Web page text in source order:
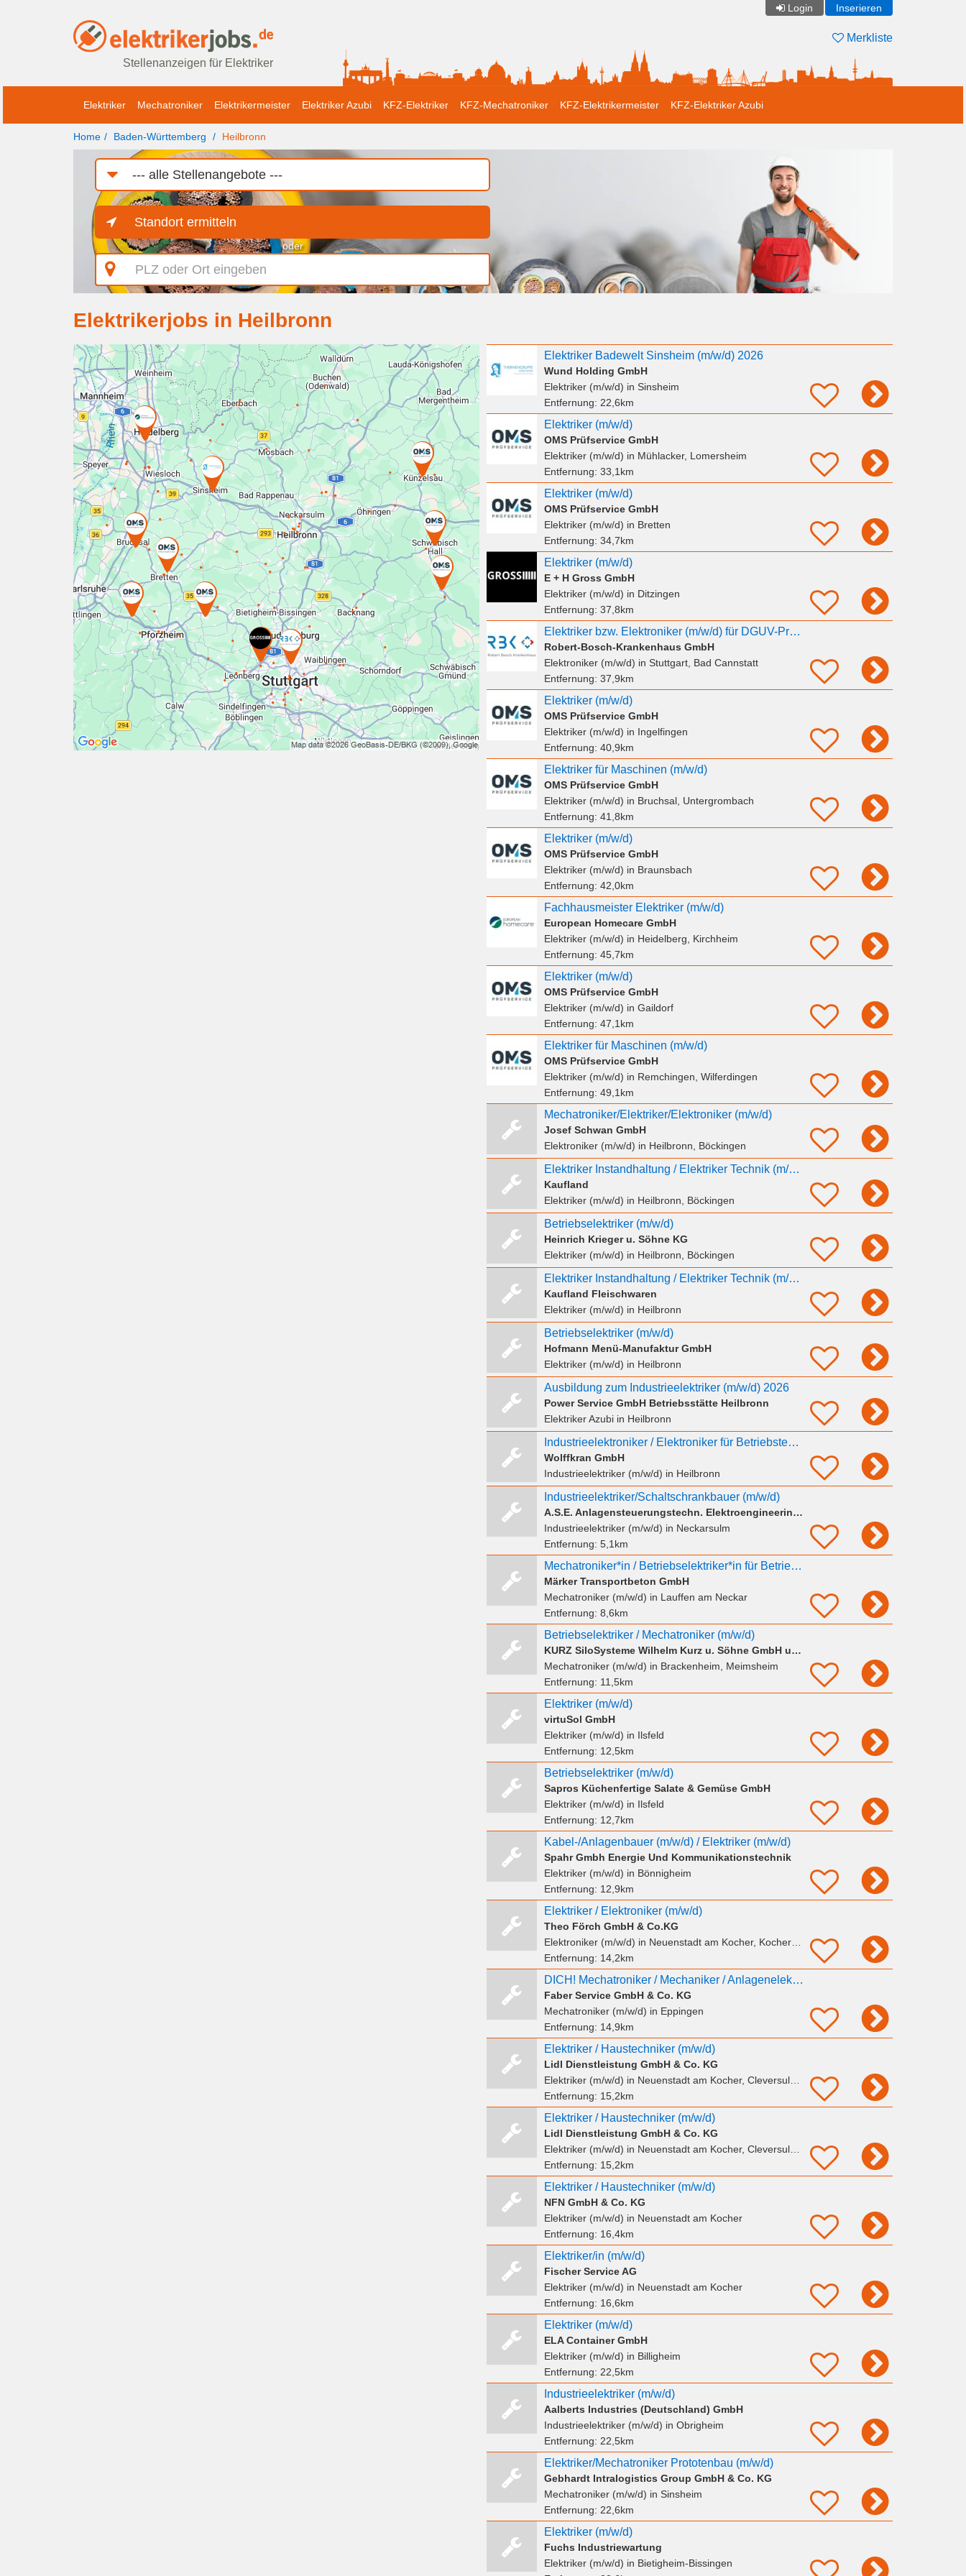
Login Inserieren
Stellenanzeigen für Elektriker
Merkliste
Elektriker Mechatroniker Elektrikermeister Elektriker Azubi KFZ-Elektriker KFZ-Mechatroniker KFZ-Elektrikermeister KFZ-Elektriker Azubi
Home Baden-Württemberg Heilbronn
Job-
Kategorie
Standort ermitteln
oder
PLZ
oder
Ort
Elektrikerjobs in Heilbronn
Elektriker Badewelt Sinsheim (m/w/d) 2026
Wund Holding GmbH
Elektriker (m/w/d) in Sinsheim
Entfernung: 22,6km
Elektriker (m/w/d)
OMS Prüfservice GmbH
Elektriker (m/w/d) in Mühlacker, Lomersheim
Entfernung: 33,1km
Elektriker (m/w/d)
OMS Prüfservice GmbH
Elektriker (m/w/d) in Bretten
Entfernung: 34,7km
Elektriker (m/w/d)
E + H Gross GmbH
Elektriker (m/w/d) in Ditzingen
Entfernung: 37,8km
Elektriker bzw. Elektroniker (m/w/d) für DGUV-Prüfungen
Robert-Bosch-Krankenhaus GmbH
Elektroniker (m/w/d) in Stuttgart, Bad Cannstatt
Entfernung: 37,9km
Elektriker (m/w/d)
OMS Prüfservice GmbH
Elektriker (m/w/d) in Ingelfingen
Entfernung: 40,9km
Elektriker für Maschinen (m/w/d)
OMS Prüfservice GmbH
Elektriker (m/w/d) in Bruchsal, Untergrombach
Entfernung: 41,8km
Elektriker (m/w/d)
OMS Prüfservice GmbH
Elektriker (m/w/d) in Braunsbach
Entfernung: 42,0km
Fachhausmeister Elektriker (m/w/d)
European Homecare GmbH
Elektriker (m/w/d) in Heidelberg, Kirchheim
Entfernung: 45,7km
Elektriker (m/w/d)
OMS Prüfservice GmbH
Elektriker (m/w/d) in Gaildorf
Entfernung: 47,1km
Elektriker für Maschinen (m/w/d)
OMS Prüfservice GmbH
Elektriker (m/w/d) in Remchingen, Wilferdingen
Entfernung: 49,1km
Mechatroniker/Elektriker/Elektroniker (m/w/d)
Josef Schwan GmbH
Elektroniker (m/w/d) in Heilbronn, Böckingen
Elektriker Instandhaltung / Elektriker Technik (m/w/d)
Kaufland
Elektriker (m/w/d) in Heilbronn, Böckingen
Betriebselektriker (m/w/d)
Heinrich Krieger u. Söhne KG
Elektriker (m/w/d) in Heilbronn, Böckingen
Elektriker Instandhaltung / Elektriker Technik (m/w/d)
Kaufland Fleischwaren
Elektriker (m/w/d) in Heilbronn
Betriebselektriker (m/w/d)
Hofmann Menü-Manufaktur GmbH
Elektriker (m/w/d) in Heilbronn
Ausbildung zum Industrieelektriker (m/w/d) 2026
Power Service GmbH Betriebsstätte Heilbronn
Elektriker Azubiin Heilbronn
Industrieelektroniker / Elektroniker für Betriebstechnik (m/w/d)
Wolffkran GmbH
Industrieelektriker (m/w/d) in Heilbronn
Industrieelektriker/Schaltschrankbauer (m/w/d)
A.S.E. Anlagensteuerungstechn. Elektroengineering GmbH
Industrieelektriker (m/w/d) in Neckarsulm
Entfernung: 5,1km
Mechatroniker*in / Betriebselektriker*in für Betriebsinstandhaltung (m/w/d)
Märker Transportbeton GmbH
Mechatroniker (m/w/d) in Lauffen am Neckar
Entfernung: 8,6km
Betriebselektriker / Mechatroniker (m/w/d)
KURZ SiloSysteme Wilhelm Kurz u. Söhne GmbH und Co. KG
Mechatroniker (m/w/d) in Brackenheim, Meimsheim
Entfernung: 11,5km
Elektriker (m/w/d)
virtuSol GmbH
Elektriker (m/w/d) in Ilsfeld
Entfernung: 12,5km
Betriebselektriker (m/w/d)
Sapros Küchenfertige Salate & Gemüse GmbH
Elektriker (m/w/d) in Ilsfeld
Entfernung: 12,7km
Kabel-/Anlagenbauer (m/w/d) / Elektriker (m/w/d)
Spahr Gmbh Energie Und Kommunikationstechnik
Elektriker (m/w/d) in Bönnigheim
Entfernung: 12,9km
Elektriker / Elektroniker (m/w/d)
Theo Förch GmbH & Co.KG
Elektroniker (m/w/d) in Neuenstadt am Kocher, Kochertürn
Entfernung: 14,2km
DICH! Mechatroniker / Mechaniker / Anlagenelektriker (
Faber Service GmbH & Co. KG
Mechatroniker (m/w/d) in Eppingen
Entfernung: 14,9km
Elektriker / Haustechniker (m/w/d)
Lidl Dienstleistung GmbH & Co. KG
Elektriker (m/w/d) in Neuenstadt am Kocher, Cleversulzbach
Entfernung: 15,2km
Elektriker / Haustechniker (m/w/d)
Lidl Dienstleistung GmbH & Co. KG
Elektriker (m/w/d) in Neuenstadt am Kocher, Cleversulzbach
Entfernung: 15,2km
Elektriker / Haustechniker (m/w/d)
NFN GmbH & Co. KG
Elektriker (m/w/d) in Neuenstadt am Kocher
Entfernung: 16,4km
Elektriker/in (m/w/d)
Fischer Service AG
Elektriker (m/w/d) in Neuenstadt am Kocher
Entfernung: 16,6km
Elektriker (m/w/d)
ELA Container GmbH
Elektriker (m/w/d) in Billigheim
Entfernung: 22,5km
Industrieelektriker (m/w/d)
Aalberts Industries (Deutschland) GmbH
Industrieelektriker (m/w/d) in Obrigheim
Entfernung: 22,5km
Elektriker/Mechatroniker Prototenbau (m/w/d)
Gebhardt Intralogistics Group GmbH & Co. KG
Mechatroniker (m/w/d) in Sinsheim
Entfernung: 22,6km
Elektriker (m/w/d)
Fuchs Industriewartung
Elektriker (m/w/d) in Bietigheim-Bissingen